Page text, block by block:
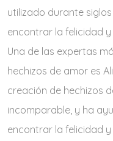
utilizado durante
encontrar la felicidad
Una de las expertas
hechizos de amor es
creación de hechizos
incomparable, y ha
encontrar la felicidad